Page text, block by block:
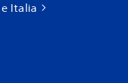
Italia